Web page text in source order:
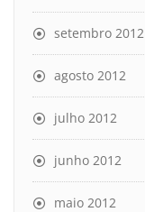
setembro 2012
agosto 2012
julho 2012
junho 2012
maio 2012